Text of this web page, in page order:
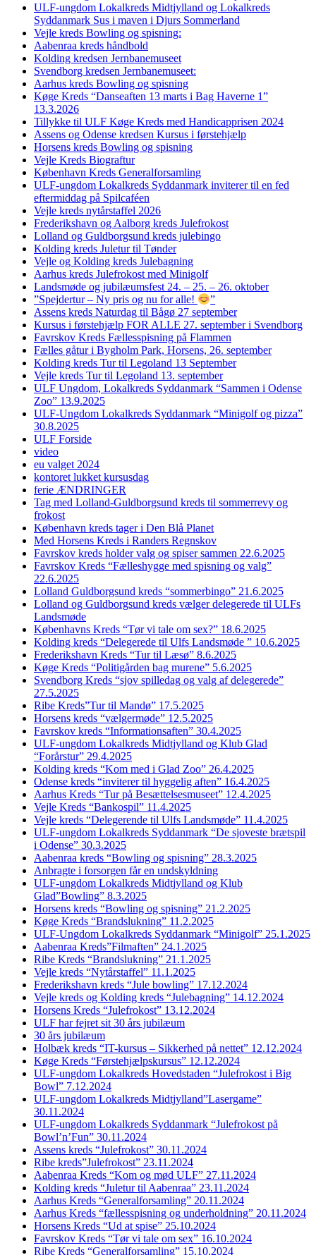
ULF-ungdom Lokalkreds Midtjylland og Lokalkreds
Syddanmark Sus i maven i Djurs Sommerland
Vejle kreds Bowling og spisning:
Aabenraa kreds håndbold
Kolding kredsen Jernbanemuseet
Svendborg kredsen Jernbanemuseet:
Aarhus kreds Bowling og spisning
Køge Kreds “Danseaften 13 marts i Bag Haverne 1”
13.3.2026
Tillykke til ULF Køge Kreds med Handicapprisen 2024
Assens og Odense kredsen Kursus i førstehjælp
Horsens kreds Bowling og spisning
Vejle Kreds Biograftur
København Kreds Generalforsamling
ULF-ungdom Lokalkreds Syddanmark inviterer til en fed
eftermiddag på Spilcaféen
Vejle kreds nytårstaffel 2026
Frederikshavn og Aalborg kreds Julefrokost
Lolland og Guldborgsund kreds julebingo
Kolding kreds Juletur til Tønder
Vejle og Kolding kreds Julebagning
Aarhus kreds Julefrokost med Minigolf
Landsmøde og jubilæumsfest 24. – 25. – 26. oktober
”Spejdertur – Ny pris og nu for alle!
”
Assens kreds Naturdag til Bågø 27 september
Kursus i førstehjælp FOR ALLE 27. september i Svendborg
Favrskov Kreds Fællesspisning på Flammen
Fælles gåtur i Bygholm Park, Horsens, 26. september
Kolding kreds Tur til Legoland 13 September
Vejle kreds Tur til Legoland 13. september
ULF Ungdom, Lokalkreds Syddanmark “Sammen i Odense
Zoo” 13.9.2025
ULF-Ungdom Lokalkreds Syddanmark “Minigolf og pizza”
30.8.2025
ULF Forside
video
eu valget 2024
kontoret lukket kursusdag
ferie ÆNDRINGER
Tag med Lolland-Guldborgsund kreds til sommerrevy og
frokost
København kreds tager i Den Blå Planet
Med Horsens Kreds i Randers Regnskov
Favrskov kreds holder valg og spiser sammen 22.6.2025
Favrskov Kreds “Fælleshygge med spisning og valg”
22.6.2025
Lolland Guldborgsund kreds “sommerbingo” 21.6.2025
Lolland og Guldborgsund kreds vælger delegerede til ULFs
Landsmøde
Københavns Kreds “Tør vi tale om sex?” 18.6.2025
Kolding kreds “Delegerede til Ulfs Landsmøde ” 10.6.2025
Frederikshavn Kreds “Tur til Læsø” 8.6.2025
Køge Kreds “Politigården bag murene” 5.6.2025
Svendborg Kreds “sjov spilledag og valg af delegerede”
27.5.2025
Ribe Kreds”Tur til Mandø” 17.5.2025
Horsens kreds “vælgermøde” 12.5.2025
Favrskov kreds “Informationsaften” 30.4.2025
ULF-ungdom Lokalkreds Midtjylland og Klub Glad
“Forårstur” 29.4.2025
Kolding kreds “Kom med i Glad Zoo” 26.4.2025
Odense kreds “inviterer til hyggelig aften” 16.4.2025
Aarhus Kreds “Tur på Besættelsesmuseet” 12.4.2025
Vejle Kreds “Bankospil” 11.4.2025
Vejle kreds “Delegerende til Ulfs Landsmøde” 11.4.2025
ULF-ungdom Lokalkreds Syddanmark “De sjoveste brætspil
i Odense” 30.3.2025
Aabenraa kreds “Bowling og spisning” 28.3.2025
Anbragte i forsorgen får en undskyldning
ULF-ungdom Lokalkreds Midtjylland og Klub
Glad”Bowling” 8.3.2025
Horsens kreds “Bowling og spisning” 21.2.2025
Køge Kreds “Brandslukning” 11.2.2025
ULF-Ungdom Lokalkreds Syddanmark “Minigolf” 25.1.2025
Aabenraa Kreds”Filmaften” 24.1.2025
Ribe Kreds “Brandslukning” 21.1.2025
Vejle kreds “Nytårstaffel” 11.1.2025
Frederikshavn kreds “Jule bowling” 17.12.2024
Vejle kreds og Kolding kreds “Julebagning” 14.12.2024
Horsens Kreds “Julefrokost” 13.12.2024
ULF har fejret sit 30 års jubilæum
30 års jubilæum
Holbæk kreds “IT-kursus – Sikkerhed på nettet” 12.12.2024
Køge Kreds “Førstehjælpskursus” 12.12.2024
ULF-ungdom Lokalkreds Hovedstaden “Julefrokost i Big
Bowl” 7.12.2024
ULF-ungdom Lokalkreds Midtjylland”Lasergame”
30.11.2024
ULF-ungdom Lokalkreds Syddanmark “Julefrokost på
Bowl’n’Fun” 30.11.2024
Assens kreds “Julefrokost” 30.11.2024
Ribe kreds”Julefrokost” 23.11.2024
Aabenraa Kreds “Kom og mød ULF” 27.11.2024
Kolding kreds “Juletur til Aabenraa” 23.11.2024
Aarhus Kreds “Generalforsamling” 20.11.2024
Aarhus Kreds “fællesspisning og underholdning” 20.11.2024
Horsens Kreds “Ud at spise” 25.10.2024
Favrskov Kreds “Tør vi tale om sex” 16.10.2024
Ribe Kreds “Generalforsamling” 15.10.2024